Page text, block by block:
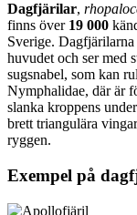
Dagfjärilar,
finns över 19 000
Sverige.
huvudet och ser med
sugsnabel, som kan
Nymphalidae, där är
slanka kroppens
brett triangulära
ryggen.
Exempel på